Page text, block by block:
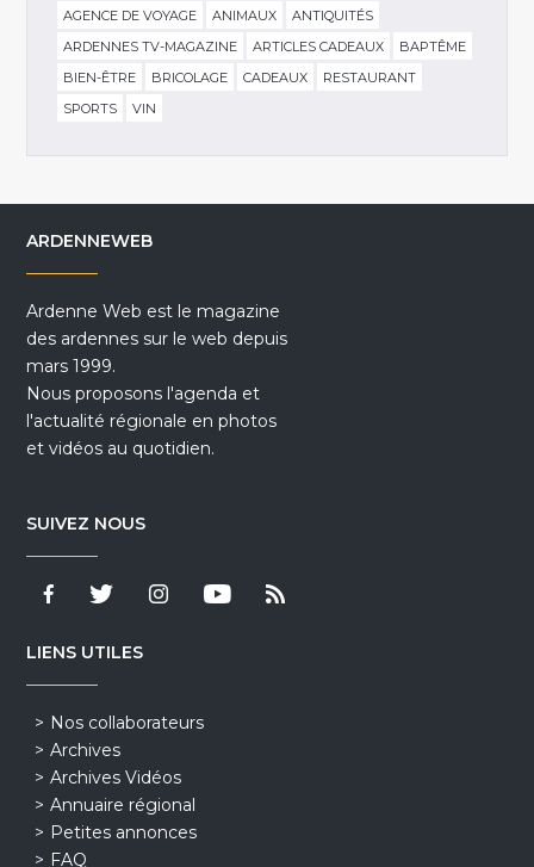
AGENCE DE VOYAGE ANIMAUX
ANTIQUITÉS
ARDENNES TV-MAGAZINE
ARTICLES CADEAUX
BAPTÊME
BIEN-ÊTRE
BRICOLAGE CADEAUX
RESTAURANT
SPORTS
VIN
ARDENNEWEB
Ardenne Web est le magazine
des ardennes sur le web depuis
mars 1999.
Nous proposons l'agenda et
l'actualité régionale en photos
et vidéos au quotidien.
SUIVEZ NOUS
LIENS UTILES
Nos collaborateurs
Archives
Archives Vidéos
Annuaire régional
Petites annonces
FAQ